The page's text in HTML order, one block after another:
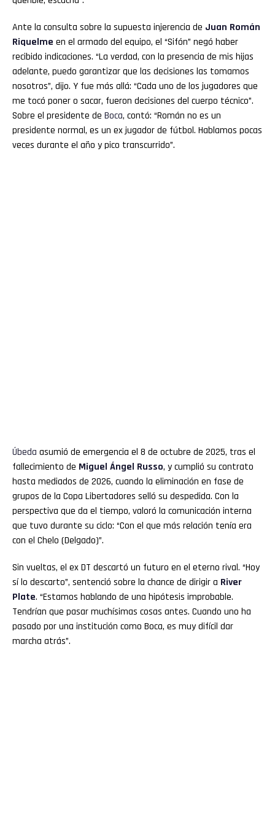
Ante la consulta sobre la supuesta injerencia de Juan Román
Riquelme en el armado del equipo, el “Sifón” negó haber
recibido indicaciones. “La verdad, con la presencia de mis hijas
adelante, puedo garantizar que las decisiones las tomamos
nosotros”, dijo. Y fue más allá: “Cada uno de los jugadores que
me tocó poner o sacar, fueron decisiones del cuerpo técnico”.
Sobre el presidente de Boca, contó: “Román no es un
presidente normal, es un ex jugador de fútbol. Hablamos pocas
veces durante el año y pico transcurrido”.
Úbeda asumió de emergencia el 8 de octubre de 2025, tras el
fallecimiento de Miguel Ángel Russo, y cumplió su contrato
hasta mediados de 2026, cuando la eliminación en fase de
grupos de la Copa Libertadores selló su despedida. Con la
perspectiva que da el tiempo, valoró la comunicación interna
que tuvo durante su ciclo: “Con el que más relación tenía era
con el Chelo (Delgado)”.
Sin vueltas, el ex DT descartó un futuro en el eterno rival. “Hoy
sí lo descarto”, sentenció sobre la chance de dirigir a River
Plate. “Estamos hablando de una hipótesis improbable.
Tendrían que pasar muchísimas cosas antes. Cuando uno ha
pasado por una institución como Boca, es muy difícil dar
marcha atrás”.